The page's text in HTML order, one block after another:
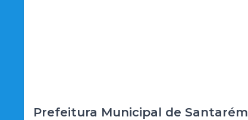
Prefeitura Municipal de Santarém